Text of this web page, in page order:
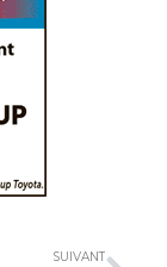
SUIVANT